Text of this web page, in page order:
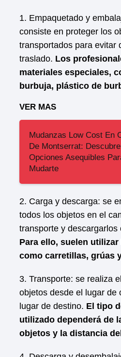
1. Empaquetado y
consiste en proteger los
transportados para evitar
traslado. Los
materiales especiales,
burbuja, plástico de
VER MAS
Mudanzas Low Cost En
De Montserrat: Descubre
Opciones Asequibles
Mudarte
2. Carga y descarga: se
todos los objetos en el
transporte y descargarlos
Para ello, suelen
como carretillas, grúas
3. Transporte: se realiza
objetos desde el lugar de
lugar de destino. El tipo
utilizado dependerá de
objetos y la distancia